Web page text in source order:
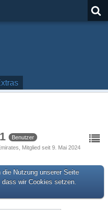
Benutzer
Mitglied seit 9. Mai 2024
Nutzung unserer Seite
wir Cookies setzen.